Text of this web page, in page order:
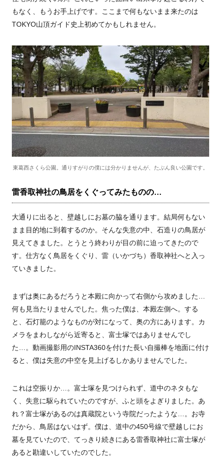
もなく、もうお手上げです。ここまで何もないまま来たのは
TOKYO山頂ガイド史上初めてかもしれません。
東葛西さくら公園。通りすがりの僕には分かりませんが、たぶん良い公園です。
雷香取神社の鳥居をくぐってみたものの…
大通りに出ると、壁越しにお墓の脇を通ります。結局何もない
まま目的地に到着するのか。そんな失意の中、石造りの鳥居が
見えてきました。とうとう終わりが目の前に迫ってきたので
す。仕方なく鳥居をくぐり、雷（いかづち）香取神社へと入っ
ていきました。
まずは奥にあるだろうと本殿に向かって右側から攻めました…
何も見当たりませんでした。焦った僕は、本殿左側へ。する
と、石灯籠のようなものが対になって、奥の方にあります。カ
メラをまわしながら近寄ると、富士塚ではありませんでし
た…。動画撮影用のINSTA360を付けた長い自撮棒を地面に付け
ると、僕は失意の中空を見上げるしかありませんでした。
これは空振りか…。富士塚を見つけられず、道中のネタもな
く、失意に駆られていたのですが、ふと頭をよぎりました。あ
れ？富士塚があるのは真蔵院という寺院だったような…。お寺
だから、鳥居はないはず。僕は、道中の450号線で壁越しにお
墓を見ていたので、てっきり続きにある雷香取神社に富士塚が
あると勘違いしていたのでした。